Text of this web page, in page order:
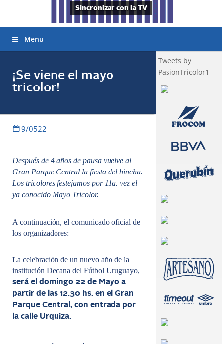
Sincronizar con la TV
Menu
¡Se viene el mayo
tricolor!
9/0522
Después de 4 años de pausa vuelve al
Gran Parque Central la fiesta del hincha.
Los tricolores festejamos por 11a. vez el
ya conocido Mayo Tricolor.
A continuación, el comunicado oficial de
los organizadores:
La celebración de un nuevo año de la
institución Decana del Fútbol Uruguayo,
será el domingo 22 de Mayo a
partir de las 12.30 hs. en el Gran
Parque Central, con entrada por
la calle Urquiza.
Tweets by
PasionTricolor1